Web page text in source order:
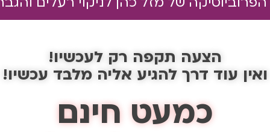
הצעה תקפה רק לעכשיו!
ואין עוד דרך להגיע אליה מלבד עכשיו!
כמעט חינם